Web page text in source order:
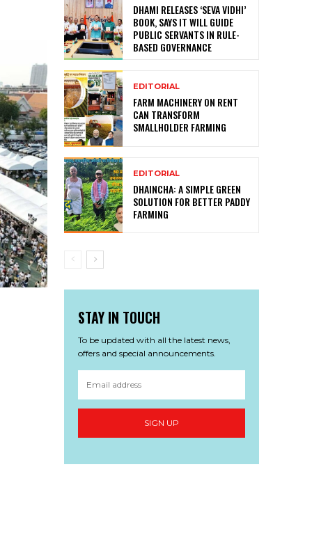
DHAMI RELEASES ‘SEVA VIDHI’
BOOK, SAYS IT WILL GUIDE
PUBLIC SERVANTS IN RULE-
BASED GOVERNANCE
EDITORIAL
FARM MACHINERY ON RENT
CAN TRANSFORM
SMALLHOLDER FARMING
EDITORIAL
DHAINCHA: A SIMPLE GREEN
SOLUTION FOR BETTER PADDY
FARMING
STAY IN TOUCH
To be updated with all the latest news,
offers and special announcements.
SIGN UP